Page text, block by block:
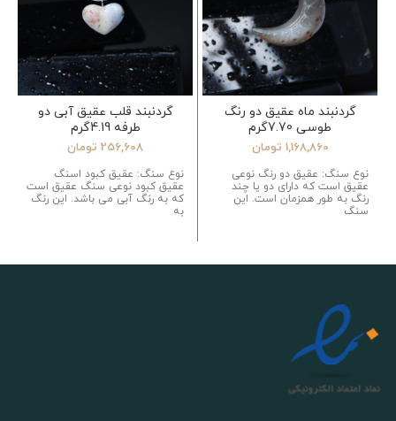
گردنبند ماه عقیق دو رنگ
طوسی 7.70گرم
1,168,860 تومان
نوع سنگ: عقیق دو رنگ نوعی
عقیق است که دارای دو یا چند
رنگ به طور همزمان است. این
سنگ
گردنبند قلب عقیق آبی دو
طرفه 4.19گرم
256,608 تومان
نوع سنگ: عقیق کبود اسنگ
عقیق کبود نوعی سنگ عقیق است
که به رنگ آبی می باشد. این رنگ
به